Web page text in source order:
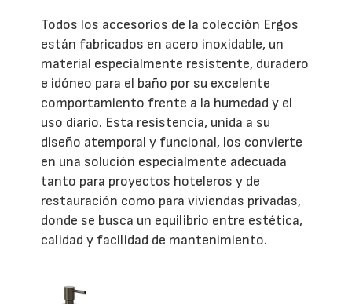
Todos los accesorios de la colección Ergos
están fabricados en acero inoxidable, un
material especialmente resistente, duradero
e idóneo para el baño por su excelente
comportamiento frente a la humedad y el
uso diario. Esta resistencia, unida a su
diseño atemporal y funcional, los convierte
en una solución especialmente adecuada
tanto para proyectos hoteleros y de
restauración como para viviendas privadas,
donde se busca un equilibrio entre estética,
calidad y facilidad de mantenimiento.